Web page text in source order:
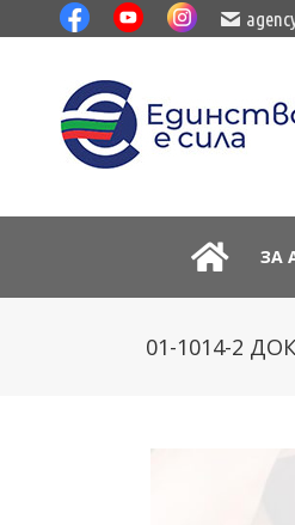
ЗА
01-1014-2